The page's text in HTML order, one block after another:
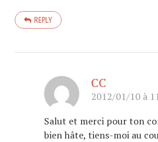
REPLY
CC
2012/01/10 à
Salut et merci pour ton
bien hâte, tiens-moi au